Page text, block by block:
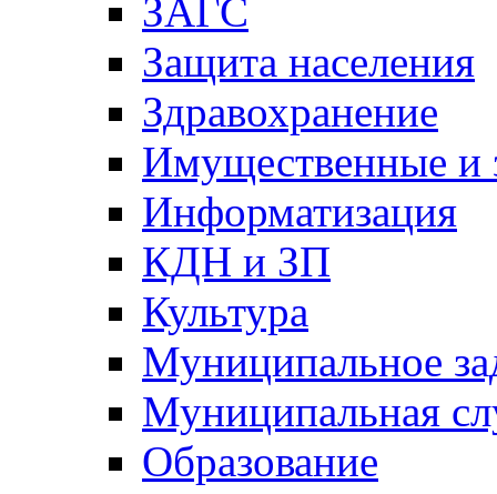
ЗАГС
Защита населения
Здравохранение
Имущественные и
Информатизация
КДН и ЗП
Культура
Муниципальное
Муниципальная
Образование